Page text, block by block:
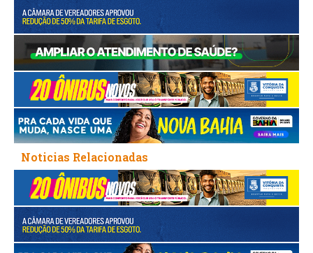
Noticias Relacionadas